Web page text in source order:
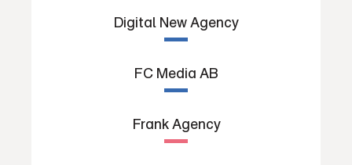
Digital New Agency
FC Media AB
Frank Agency